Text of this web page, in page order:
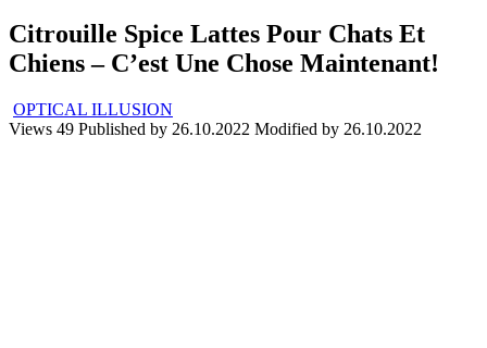
Citrouille Spice Lattes Pour Chats Et
Chiens – C’est Une Chose Maintenant!
OPTICAL ILLUSION
Views 49 Published by 26.10.2022 Modified by 26.10.2022